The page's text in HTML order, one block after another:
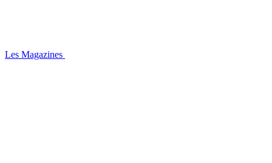
Les Magazines